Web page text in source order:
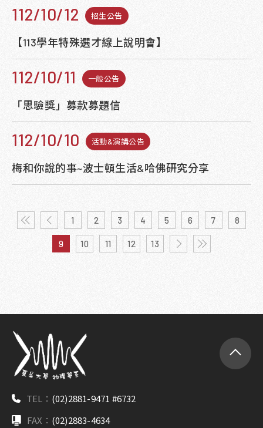
112/10/12 招生公告
【113學年特殊選才線上說明會】
112/10/11 一般公告
「思驗獎」募款募題信
112/10/10 活動&演講公告
梅和你說的事~波士頓生活&哈佛研究分享
1 2 3 4 5 6 7 8
9 10 11 12 13
TEL： (02)2881-9471 #6732
FAX： (02)2883-4634